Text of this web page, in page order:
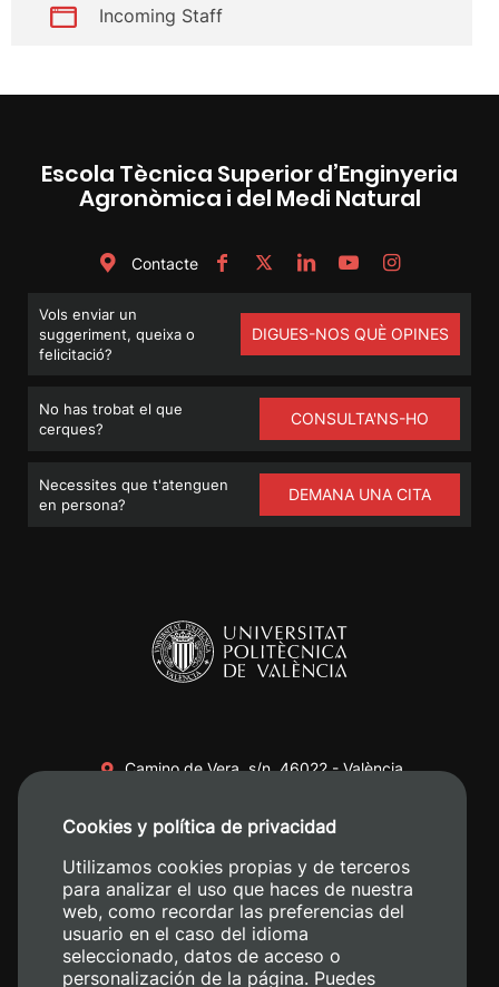
Incoming Staff
Escola Tècnica Superior d’Enginyeria
Agronòmica i del Medi Natural
Contacte
Vols enviar un
suggeriment, queixa o
felicitació?
DIGUES-NOS QUÈ OPINES
No has trobat el que
cerques?
CONSULTA'NS-HO
Necessites que t'atenguen
en persona?
DEMANA UNA CITA
Camino de Vera, s/n. 46022 - València
+34 620 04 00 50
Cookies y política de privacidad
Utilizamos cookies propias y de terceros
para analizar el uso que haces de nuestra
web, como recordar las preferencias del
usuario en el caso del idioma
seleccionado, datos de acceso o
personalización de la página. Puedes